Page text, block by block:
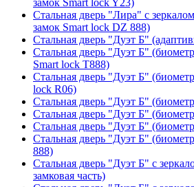
замок Smart lock Y23)
Стальная дверь "Лира" с
замок Smart lock DZ 888)
Стальная дверь "Дуэт Б"
Стальная дверь "Дуэт Б"
Smart lock T888)
Стальная дверь "Дуэт Б"
lock R06)
Стальная дверь "Дуэт Б"
Стальная дверь "Дуэт Б"
Стальная дверь "Дуэт Б"
Стальная дверь "Дуэт Б"
888)
Стальная дверь "Дуэт Б" с
замковая часть)